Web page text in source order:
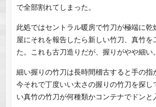
で全部割れてしまった。
此処ではセントラル暖房で竹刀が極端に乾
屋にそれを報告したら新しい竹刀、真竹を
た。これも古刀造りだが、握りがやや細い。
細い握りの竹刀は長時間稽古すると手の指
今それで丁度いい太さの握りの竹刀を探し
い真竹の竹刀が何種類かコンテナでドンと